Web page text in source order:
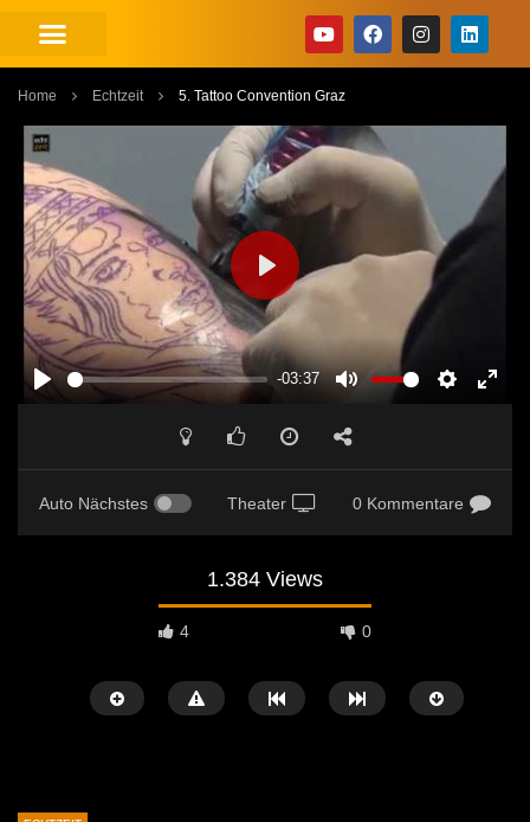
Home Echtzeit 5. Tattoo Convention Graz
-03:37
SETTINGS
PLAY
Auto Nächstes Theater 0 Kommentare
1.384 Views
4 0